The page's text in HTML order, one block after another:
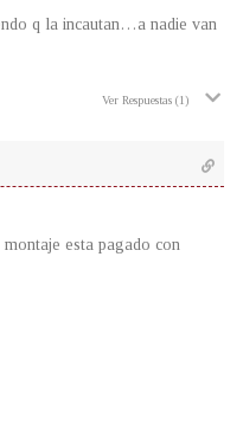
q la incautan…a nadie van
Ver Respuestas (1)
esta pagado con